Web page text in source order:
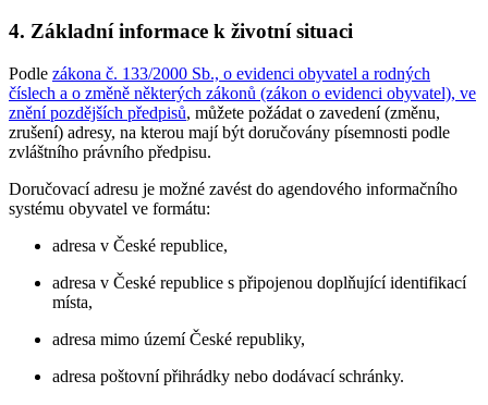
4. Základní informace k životní situaci
Podle zákona č. 133/2000 Sb., o evidenci obyvatel a rodných
číslech a o změně některých zákonů (zákon o evidenci obyvatel), ve
znění pozdějších předpisů, můžete požádat o zavedení (změnu,
zrušení) adresy, na kterou mají být doručovány písemnosti podle
zvláštního právního předpisu.
Doručovací adresu je možné zavést do agendového informačního
systému obyvatel ve formátu:
adresa v České republice,
adresa v České republice s připojenou doplňující identifikací
místa,
adresa mimo území České republiky,
adresa poštovní přihrádky nebo dodávací schránky.